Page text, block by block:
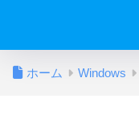
ホーム Windows